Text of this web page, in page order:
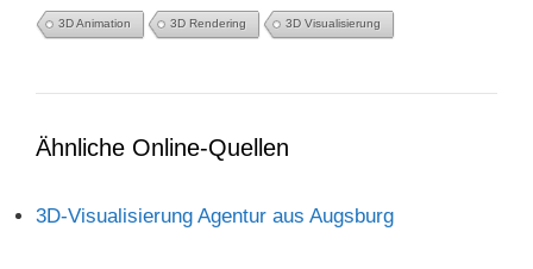
3D Animation 3D Rendering 3D Visualisierung
Ähnliche Online-Quellen
3D-Visualisierung Agentur aus Augsburg